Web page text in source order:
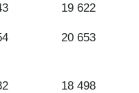
19 622
20 653
18 498